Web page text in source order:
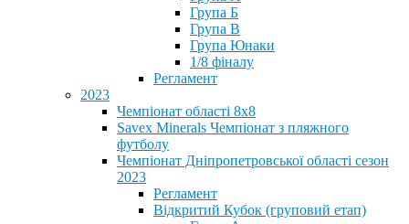
Група Б
Група В
Група Юнаки
1/8 фіналу
Регламент
2023
Чемпіонат області 8х8
Savex Minerals Чемпіонат з пляжного
футболу
Чемпіонат Дніпропетровської області сезон
2023
Регламент
Відкритий Кубок (груповий етап)